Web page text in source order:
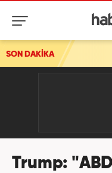
SON DAKİKA
Trump: